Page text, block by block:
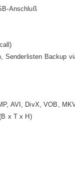
Anschluß
Senderlisten Backup
AVI, DivX, VOB,
x T x H)